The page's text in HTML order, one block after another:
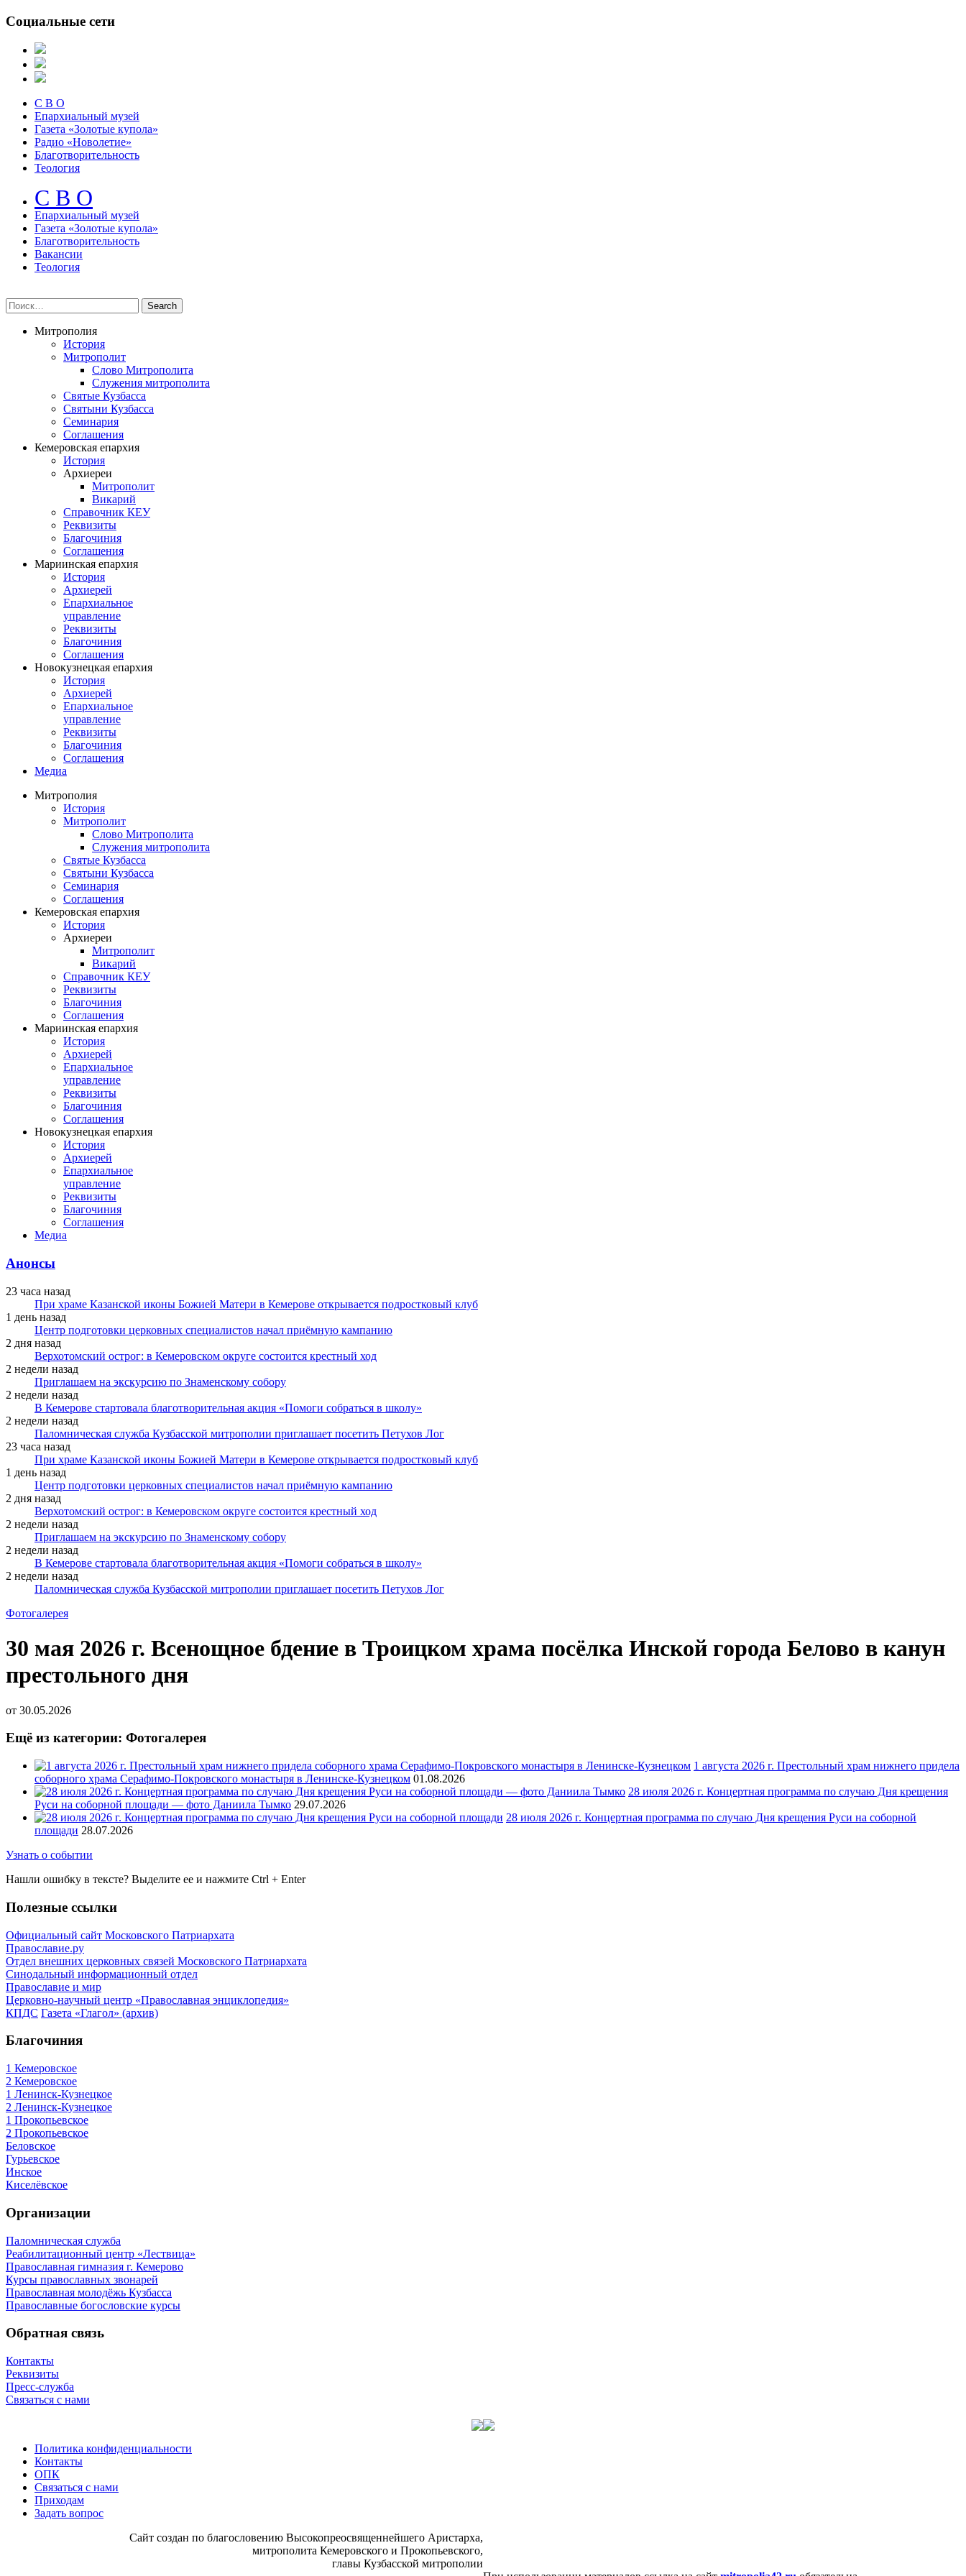
Социальные сети
С В О
Епархиальный музей
Газета «Золотые купола»
Радио «Новолетие»
Благотворительность
Теология
С В О
Епархиальный музeй
Газета «Золотые купола»
Благотворительность
Вакансии
Теология
Митрополия
История
Митрополит
Слово Митрополита
Служения митрополита
Святые Кузбасса
Святыни Кузбасса
Семинария
Соглашения
Кемеровская епархия
История
Архиереи
Митрополит
Викарий
Справочник КЕУ
Реквизиты
Благочиния
Соглашения
Мариинская епархия
История
Архиерей
Епархиальное
управление
Реквизиты
Благочиния
Соглашения
Новокузнецкая епархия
История
Архиерей
Епархиальное
управление
Реквизиты
Благочиния
Соглашения
Медиа
Митрополия
История
Митрополит
Слово Митрополита
Служения митрополита
Святые Кузбасса
Святыни Кузбасса
Семинария
Соглашения
Кемеровская епархия
История
Архиереи
Митрополит
Викарий
Справочник КЕУ
Реквизиты
Благочиния
Соглашения
Мариинская епархия
История
Архиерей
Епархиальное
управление
Реквизиты
Благочиния
Соглашения
Новокузнецкая епархия
История
Архиерей
Епархиальное
управление
Реквизиты
Благочиния
Соглашения
Медиа
Анонсы
23 часа назад
При храме Казанской иконы Божией Матери в Кемерове открывается подростковый клуб
1 день назад
Центр подготовки церковных специалистов начал приёмную кампанию
2 дня назад
Верхотомский острог: в Кемеровском округе состоится крестный ход
2 недели назад
Приглашаем на экскурсию по Знаменскому собору
2 недели назад
В Кемерове стартовала благотворительная акция «Помоги собраться в школу»
2 недели назад
Паломническая служба Кузбасской митрополии приглашает посетить Петухов Лог
23 часа назад
При храме Казанской иконы Божией Матери в Кемерове открывается подростковый клуб
1 день назад
Центр подготовки церковных специалистов начал приёмную кампанию
2 дня назад
Верхотомский острог: в Кемеровском округе состоится крестный ход
2 недели назад
Приглашаем на экскурсию по Знаменскому собору
2 недели назад
В Кемерове стартовала благотворительная акция «Помоги собраться в школу»
2 недели назад
Паломническая служба Кузбасской митрополии приглашает посетить Петухов Лог
Фотогалерея
30 мая 2026 г. Всенощное бдение в Троицком храма посёлка Инской города Белово в канун
престольного дня
от 30.05.2026
Ещё из категории: Фотогалерея
1 августа 2026 г. Престольный храм нижнего придела
соборного храма Серафимо-Покровского монастыря в Ленинске-Кузнецком 01.08.2026
28 июля 2026 г. Концертная программа по случаю Дня крещения
Руси на соборной площади — фото Даниила Тымко 29.07.2026
28 июля 2026 г. Концертная программа по случаю Дня крещения Руси на соборной
площади 28.07.2026
Узнать о событии
Нашли ошибку в тексте? Выделите ее и нажмите Ctrl + Enter
Полезные ссылки
Официальный сайт Московского Патриархата
Православие.ру
Отдел внешних церковных связей Московского Патриархата
Синодальный информационный отдел
Православие и мир
Церковно-научный центр «Православная энциклопедия»
КПДС Газета «Глагол» (архив)
Благочиния
1 Кемеровское
2 Кемеровское
1 Ленинск-Кузнецкое
2 Ленинск-Кузнецкое
1 Прокопьевское
2 Прокопьевское
Беловское
Гурьевское
Инское
Киселёвское
Организации
Паломническая служба
Реабилитационный центр «Лествица»
Православная гимназия г. Кемерово
Курсы православных звонарей
Православная молодёжь Кузбасса
Православные богословские курсы
Обратная связь
Контакты
Реквизиты
Пресс-служба
Связаться с нами
Политика конфиденциальности
Контакты
ОПК
Связаться с нами
Приходам
Задать вопрос
Сайт со­здан по бла­го­сло­ве­нию Вы­со­ко­прео­свя­щен­ней­ше­го Ари­стар­ха,
мит­ро­по­ли­та Ке­ме­ров­ско­го и Про­ко­пьев­ско­го,
гла­вы Куз­бас­ской мит­ро­по­лии